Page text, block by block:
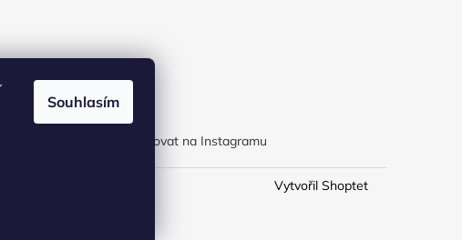
Souhlasím
Sledovat na Instagramu
Vytvořil Shoptet